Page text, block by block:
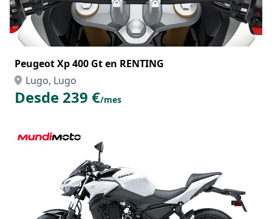
Peugeot Xp 400 Gt en RENTING
Lugo, Lugo
Desde 239 €/mes